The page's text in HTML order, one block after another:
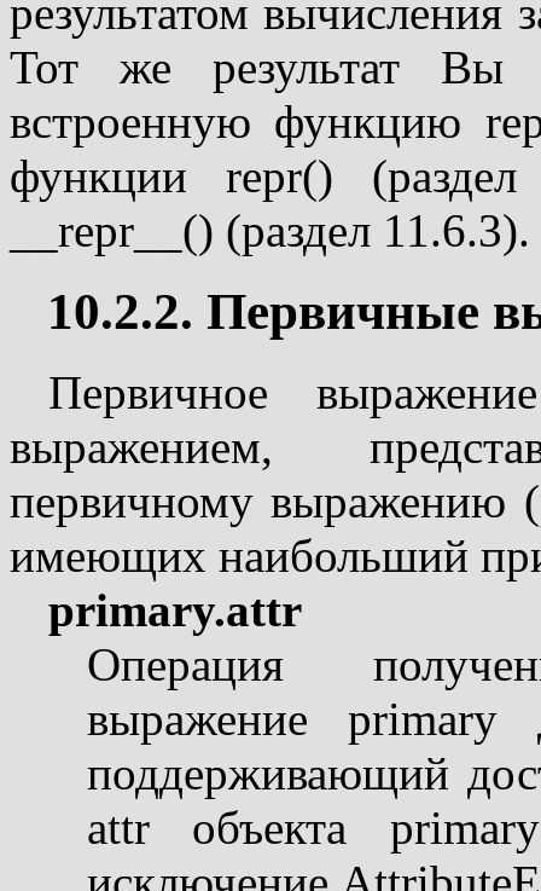
результатом
Тот же результат Вы
встроенную функцию
функции repr()
__repr__() (раздел 11.6.3).
10.2.2. Первичные
Первичное
выражением,
первичному выражению
имеющих наибольший
primary.attr
Операция
выражение primary
поддерживающий
attr объекта